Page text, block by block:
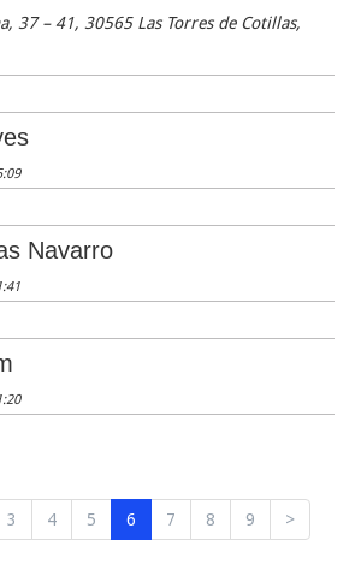
37 – 41, 30565 Las Torres de Cotillas,
Navarro
3 4 5 6 7 8 9 >